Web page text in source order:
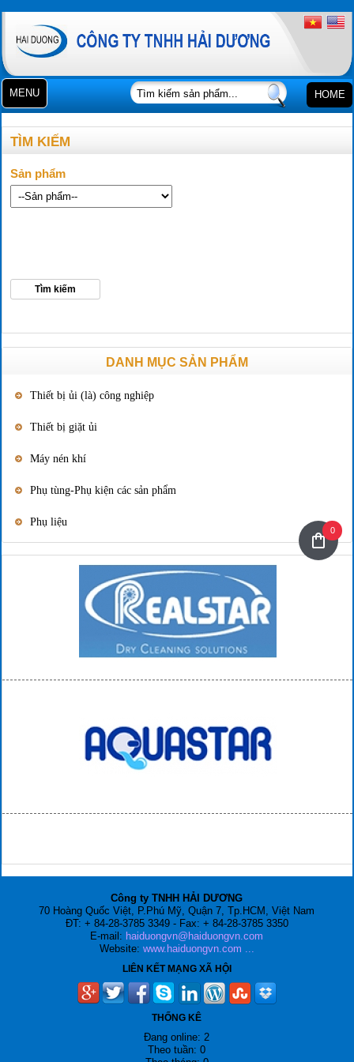
MENU HOME
TÌM KIẾM
Sản phẩm
DANH MỤC SẢN PHẨM
Thiết bị ủi (là) công nghiệp
Thiết bị giặt ủi
Máy nén khí
Phụ tùng-Phụ kiện các sản phẩm
Phụ liệu
Công ty TNHH HẢI DƯƠNG
70 Hoàng Quốc Việt, P.Phú Mỹ, Quận 7, Tp.HCM, Việt Nam
ĐT: + 84-28-3785 3349 - Fax: + 84-28-3785 3350
E-mail: haiduongvn@haiduongvn.com
Website: www.haiduongvn.com ...
LIÊN KẾT MẠNG XÃ HỘI
THỐNG KÊ
Đang online: 2
Theo tuần: 0
0